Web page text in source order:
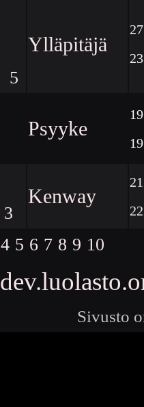
5
Ylläpitäjä
Psyyke
3
Kenway
4 5 6 7 8 9 10
Sivusto